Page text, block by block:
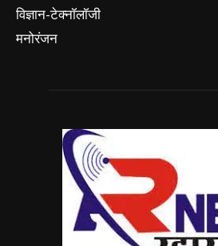
विज्ञान-टेक्नॉलॉजी
मनोरंजन